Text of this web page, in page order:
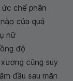
chế phân
của quá
nữ
độ
cũng suy
đầu sau mãn